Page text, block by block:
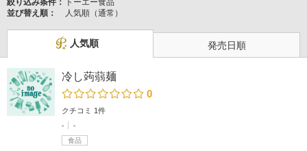
絞り込み条件：
トーエー食品
並び替え順：
人気順（通常）
人気順 発売日順
冷し蒟蒻麺
0
クチコミ 1件
-
-
食品